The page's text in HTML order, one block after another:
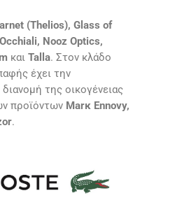
(Thelios), Glass of
Nooz Optics,
και Talla. Στον κλάδο
έχει την
της οικογένειας
προϊόντων Marκ Ennovy,
.